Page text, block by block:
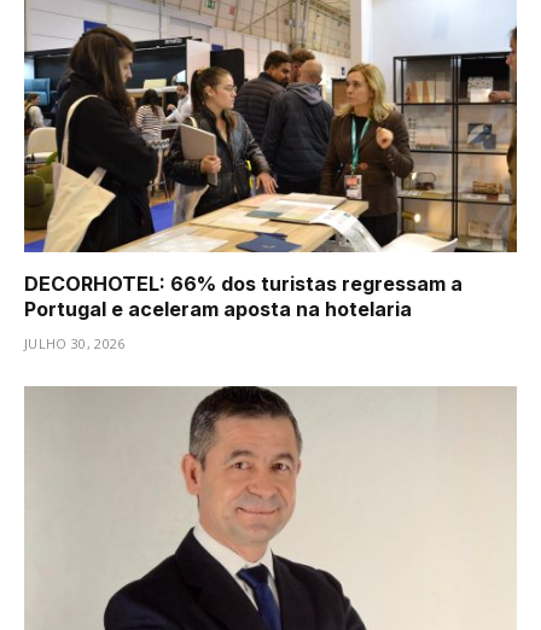
DECORHOTEL: 66% dos turistas regressam a
Portugal e aceleram aposta na hotelaria
JULHO 30, 2026